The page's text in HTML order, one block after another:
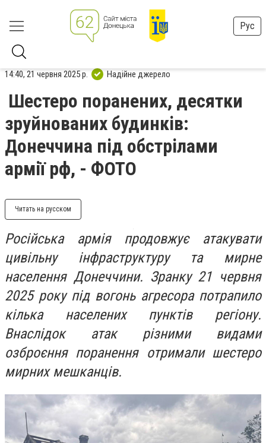
Рус
14:40, 21 червня 2025 р. Надійне джерело
Шестеро поранених, десятки
зруйнованих будинків:
Донеччина під обстрілами
армії рф, - ФОТО
Читать на русском
Російська армія продовжує атакувати
цивільну інфраструктуру та мирне
населення Донеччини. Зранку 21 червня
2025 року під вогонь агресора потрапило
кілька населених пунктів регіону.
Внаслідок атак різними видами
озброєння поранення отримали шестеро
мирних мешканців.